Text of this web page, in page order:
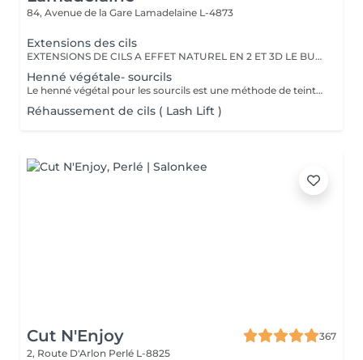
84, Avenue de la Gare Lamadelaine L-4873
Extensions des cils
EXTENSIONS DE CILS A EFFET NATUREL EN 2 ET 3D LE BUT EST DE DEPOSER 2 A 3 CILS SUR 1 CIL NATUREL AFIN DE DONNER UN EFFET VOLUME TOUT EN RESTANT LE PLUS NATUREL POSSIBLE
Henné végétale- sourcils
Le henné végétal pour les sourcils est une méthode de teinture naturelle qui utilise du henné à base de plantes pour colorer les sourcils. C'est une option plus douce et plus naturelle pour obtenir des sourcils plus foncés et plus définis, sans recourir à des produits chimiques agressifs. La pâte de henné est appliquée sur les sourcils, puis retirée après un certain temps, laissant une couleur améliorée et une apparence plus nette. C'est une alternative appréciée par ceux qui préfèrent des produits de beauté plus naturels.
Réhaussement de cils ( Lash Lift )
Cut N'Enjoy
367
2, Route D'Arlon Perlé L-8825